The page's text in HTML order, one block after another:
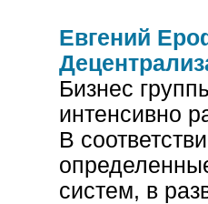
Евгений
Бизнес
интенсивно
В
систем, в